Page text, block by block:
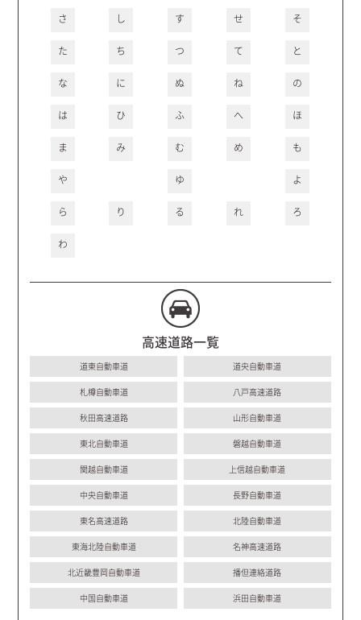
さ し す せ そ
た ち つ て と
な に ぬ ね の
は ひ ふ へ ほ
ま み む め も
や ゆ よ
ら り る れ ろ
わ
高速道路一覧
道東自動車道 道央自動車道
札樽自動車道 八戸高速道路
秋田高速道路 山形自動車道
東北自動車道 磐越自動車道
関越自動車道 上信越自動車道
中央自動車道 長野自動車道
東名高速道路 北陸自動車道
東海北陸自動車道 名神高速道路
北近畿豊岡自動車道 播但連絡道路
中国自動車道 浜田自動車道